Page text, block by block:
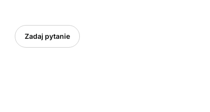
Zadaj pytanie